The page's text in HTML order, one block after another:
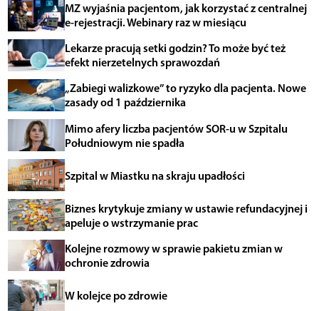
MZ wyjaśnia pacjentom, jak korzystać z centralnej
e-rejestracji. Webinary raz w miesiącu
Lekarze pracują setki godzin? To może być też
efekt nierzetelnych sprawozdań
„Zabiegi walizkowe” to ryzyko dla pacjenta. Nowe
zasady od 1 października
Mimo afery liczba pacjentów SOR-u w Szpitalu
Południowym nie spadła
Szpital w Miastku na skraju upadłości
Biznes krytykuje zmiany w ustawie refundacyjnej i
apeluje o wstrzymanie prac
Kolejne rozmowy w sprawie pakietu zmian w
ochronie zdrowia
W kolejce po zdrowie